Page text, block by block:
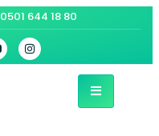
0501 644 18 80